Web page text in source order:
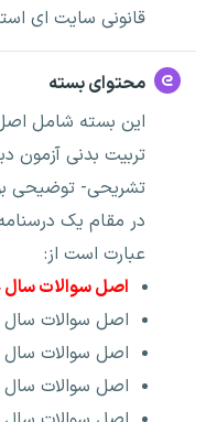
قانونی سایت ای
محتوای بسته
این بسته شامل
تربیت بدنی آزمون
تشریحی- توضیحی
در مقام یک
عبارت است از:
اصل سوالات سال 1404
اصل سوالات سال 1401
اصل سوالات سال 1399
اصل سوالات سال 1398